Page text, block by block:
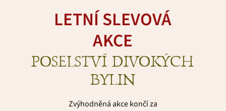
LETNÍ SLEVOVÁ
AKCE
POSELSTVÍ DIVOKÝCH
BYLIN
Zvýhodněná akce končí za